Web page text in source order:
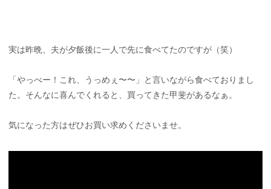
実は昨晩、夫が夕飯後に一人で先に食べてたのですが（笑）
「やっべー！これ、うっめぇ〜〜」と言いながら食べておりまし
た。そんなに喜んでくれると、買ってきた甲斐があるなぁ。
気になった方はぜひお買い求めくださいませ。